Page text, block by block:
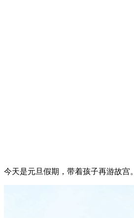
今天是元旦假期，带着孩子再游故宫。